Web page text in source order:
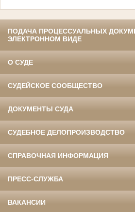
ПОДАЧА ПРОЦЕССУАЛЬНЫХ
ЭЛЕКТРОННОМ ВИДЕ
О СУДЕ
СУДЕЙСКОЕ СООБЩЕСТВО
ДОКУМЕНТЫ СУДА
СУДЕБНОЕ ДЕЛОПРОИЗВОДСТВО
СПРАВОЧНАЯ ИНФОРМАЦИЯ
ПРЕСС-СЛУЖБА
ВАКАНСИИ